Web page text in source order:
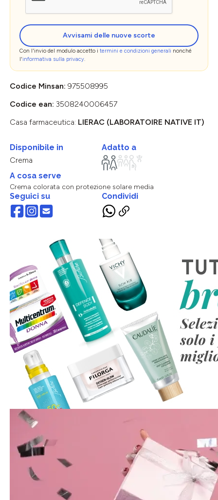
Avvisami delle nuove scorte
Con l'invio del modulo accetto i termini e condizioni generali nonché
l'informativa sulla privacy.
Codice Minsan: 975508995
Codice ean: 3508240006457
Casa farmaceutica: LIERAC (LABORATOIRE NATIVE IT)
Disponibile in
Crema
Adatto a
A cosa serve
Crema colorata con protezione solare media
Seguici su Condividi